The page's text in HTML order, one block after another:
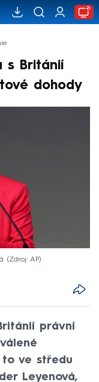
s Británií
dohody
Zdroj: AP
právní
to ve středu
Leyenová,